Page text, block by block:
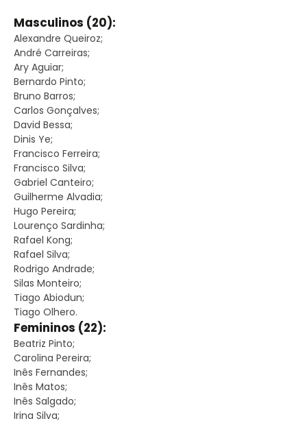
Masculinos (20):
Alexandre Queiroz;
André Carreiras;
Ary Aguiar;
Bernardo Pinto;
Bruno Barros;
Carlos Gonçalves;
David Bessa;
Dinis Ye;
Francisco Ferreira;
Francisco Silva;
Gabriel Canteiro;
Guilherme Alvadia;
Hugo Pereira;
Lourenço Sardinha;
Rafael Kong;
Rafael Silva;
Rodrigo Andrade;
Silas Monteiro;
Tiago Abiodun;
Tiago Olhero.
Femininos (22):
Beatriz Pinto;
Carolina Pereira;
Inês Fernandes;
Inês Matos;
Inês Salgado;
Irina Silva;